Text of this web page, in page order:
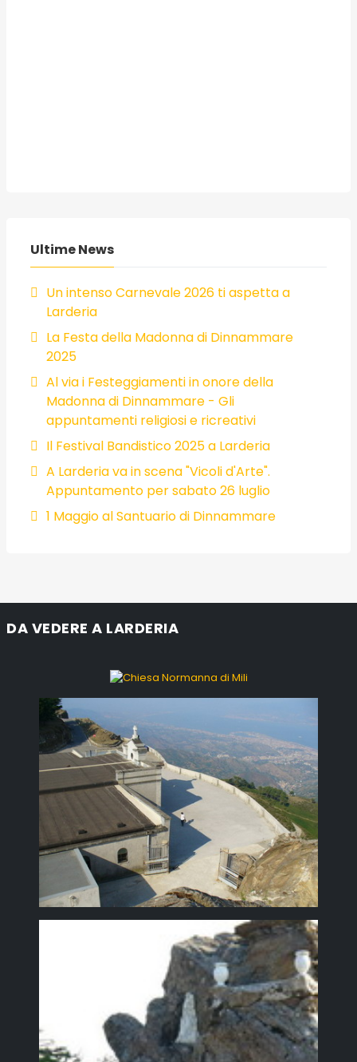
Ultime News
Un intenso Carnevale 2026 ti aspetta a
Larderia
La Festa della Madonna di Dinnammare
2025
Al via i Festeggiamenti in onore della
Madonna di Dinnammare - Gli
appuntamenti religiosi e ricreativi
Il Festival Bandistico 2025 a Larderia
A Larderia va in scena "Vicoli d'Arte".
Appuntamento per sabato 26 luglio
1 Maggio al Santuario di Dinnammare
DA VEDERE A LARDERIA